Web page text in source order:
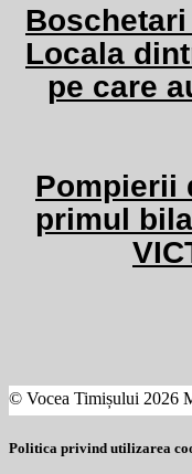
Locala
pe care
Pompierii
primul
© Vocea Timișului 2026
Politica privind utilizarea